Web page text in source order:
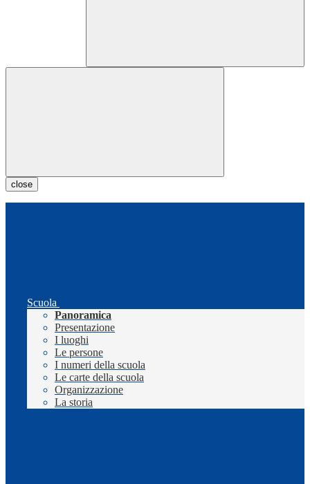
close
Scuola
Panoramica
Presentazione
I luoghi
Le persone
I numeri della scuola
Le carte della scuola
Organizzazione
La storia